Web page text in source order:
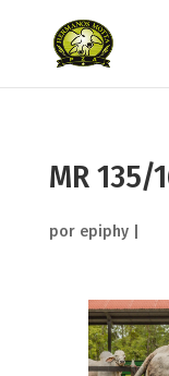
MR 135/
por epiphy|